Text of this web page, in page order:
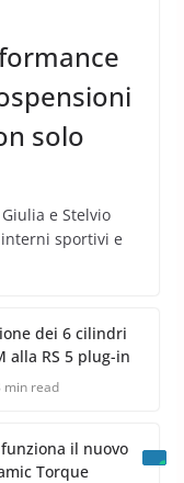
solo
e Stelvio
interni sportivi e
dei 6 cilindri
alla RS 5 plug-in
min read
il nuovo
Torque